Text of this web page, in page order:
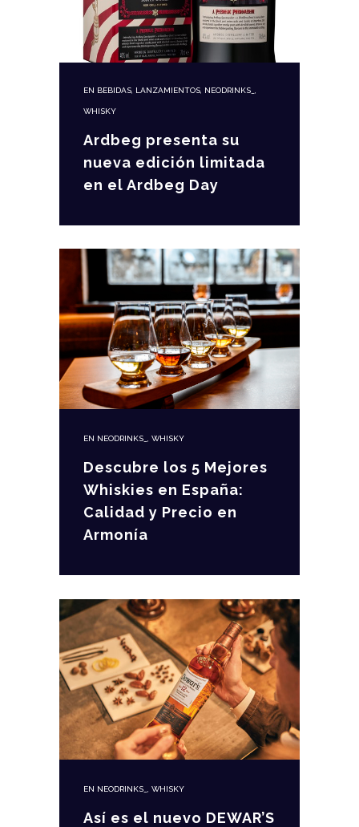
EN BEBIDAS LANZAMIENTOS NEODRINKS_
WHISKY
Ardbeg presenta su
nueva edición limitada
en el Ardbeg Day
EN NEODRINKS_ WHISKY
Descubre los 5 Mejores
Whiskies en España:
Calidad y Precio en
Armonía
EN NEODRINKS_ WHISKY
Así es el nuevo DEWAR’S